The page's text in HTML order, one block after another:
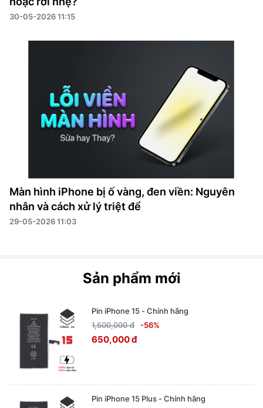
30-05-2026 11:15
Màn hình iPhone bị ố vàng, đen viền: Nguyên
nhân và cách xử lý triệt để
29-05-2026 11:03
Sản phẩm mới
Pin iPhone 15 - Chính hãng
1,500,000 đ
-56%
650,000 đ
Pin iPhone 15 Plus - Chính hãng